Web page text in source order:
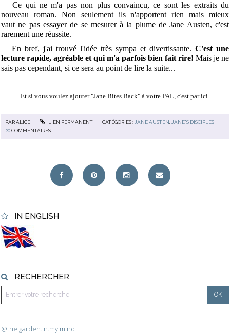
Ce qui ne m'a pas non plus convaincu, ce sont les extraits du
nouveau roman. Non seulement ils n'apportent rien mais mieux
vaut ne pas essayer de se mesurer à la plume de Jane Austen, c'est
rarement une réussite.
En bref, j'ai trouvé l'idée très sympa et divertissante. C'est une
lecture rapide, agréable et qui m'a parfois bien fait rire! Mais je ne
sais pas cependant, si ce sera au point de lire la suite...
Et si vous voulez ajouter "Jane Bites Back" à votre PAL, c'est par ici.
PARALICE LIEN PERMANENT CATÉGORIES :JANE AUSTEN,JANE'S DISCIPLES
20COMMENTAIRES
IN ENGLISH
RECHERCHER
@the.garden.in.my.mind